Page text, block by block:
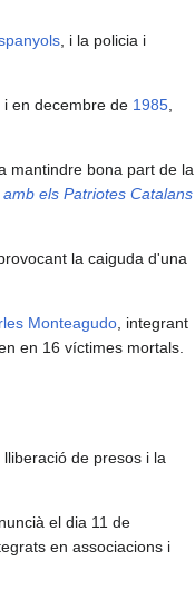
, i la policia i
i en decembre de 1985
mantindre bona part de la
els Patriotes Catalans
la caiguda d'una
Monteagudo , integrant
en 16 víctimes mortals.
de presos i la
el dia 11 de
en associacions i